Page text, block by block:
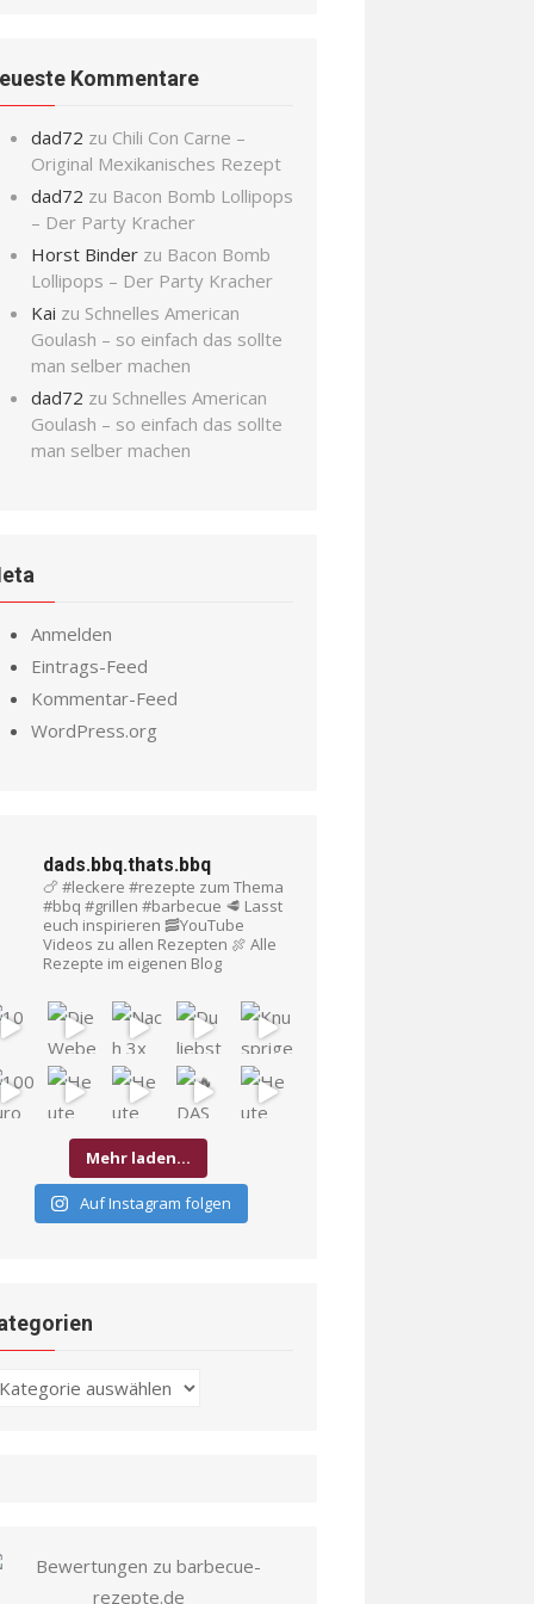
Kommentare
dad72 zu Chili Con Carne –
Original Mexikanisches Rezept
dad72 zu Bacon Bomb Lollipops
– Der Party Kracher
Horst Binder zu Bacon Bomb
Lollipops – Der Party Kracher
Kai zu Schnelles American
Goulash – so einfach das sollte
man selber machen
dad72 zu Schnelles American
Goulash – so einfach das sollte
man selber machen
Anmelden
Eintrags-Feed
Kommentar-Feed
WordPress.org
dads.bbq.thats.bbq
🍗 #leckere #rezepte zum Thema
#bbq #grillen #barbecue 🥩 Lasst
euch inspirieren 🥓YouTube
Videos zu allen Rezepten 🍖 Alle
Rezepte im eigenen Blog
Mehr laden…
Auf Instagram folgen